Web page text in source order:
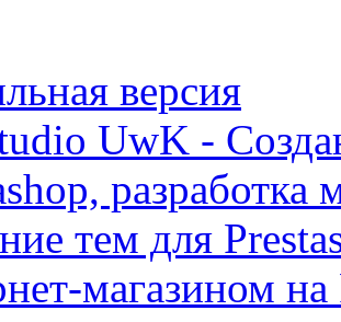
версия
UwK -
разработка
тем для
магазином на